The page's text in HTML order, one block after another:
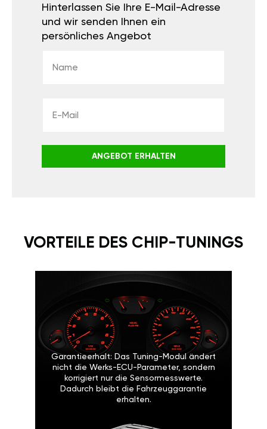
Hinterlassen Sie Ihre E-Mail-Adresse
und wir senden Ihnen ein
persönliches Angebot
ANGEBOT ERHALTEN
VORTEILE DES CHIP-TUNINGS
Garantieerhalt: Das Tuning-Modul ändert
nicht die Werks-ECU-Parameter, sondern
korrigiert nur die Sensormesswerte.
Dadurch bleibt die Fahrzeuggarantie
erhalten.